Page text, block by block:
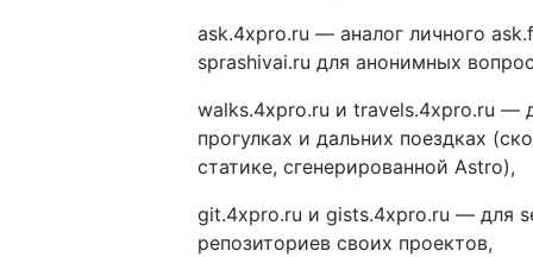
ask.4xpro.ru — аналог личного
sprashivai.ru для анонимных
walks.4xpro.ru и travels.4xpro.ru —
прогулках и дальних поездках
статике, сгенерированной Astro),
git.4xpro.ru и gists.4xpro.ru — для
репозиториев своих проектов,